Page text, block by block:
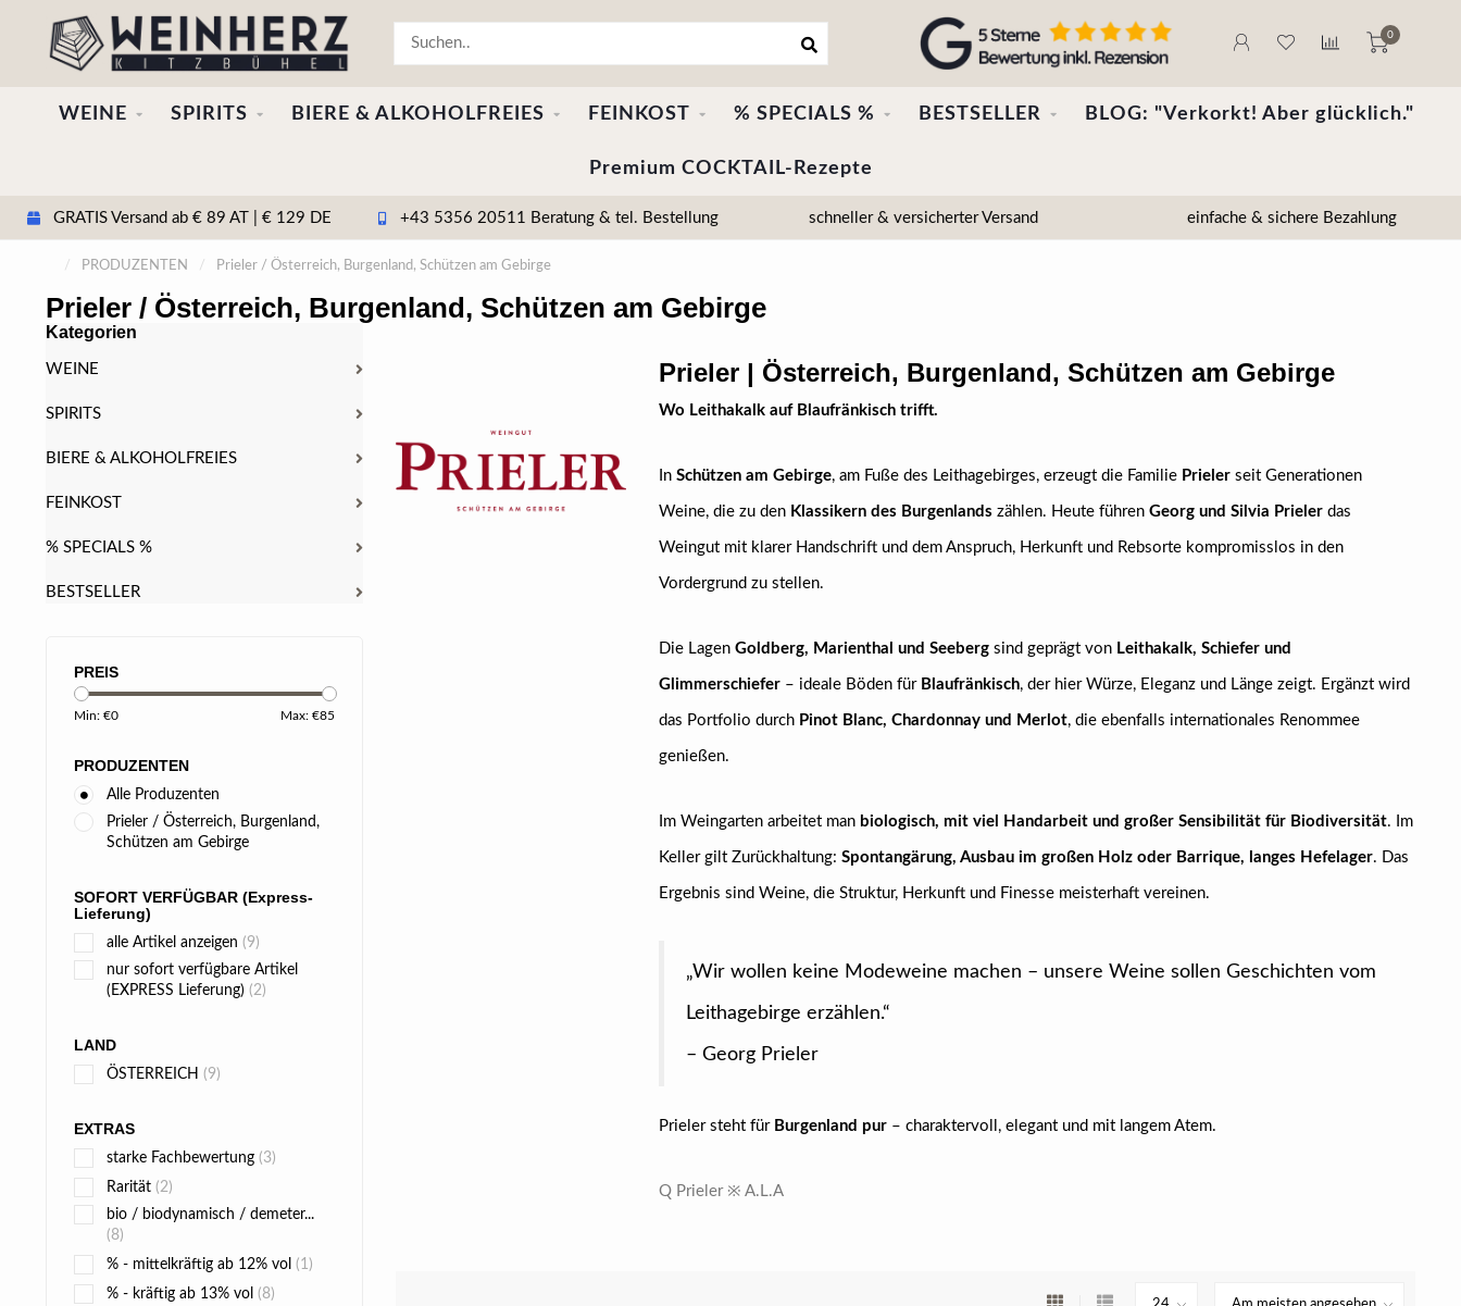
0
WEINE SPIRITS BIERE & ALKOHOLFREIES FEINKOST % SPECIALS % BESTSELLER BLOG: "Verkorkt! Aber glücklich."
Premium COCKTAIL-Rezepte
GRATIS Versand ab € 89 AT | € 129 DE +43 5356 20511 Beratung & tel. Bestellung schneller & versicherter Versand einfache & sichere Bezahlung
/ PRODUZENTEN / Prieler / Österreich, Burgenland, Schützen am Gebirge
Prieler / Österreich, Burgenland, Schützen am Gebirge
PREIS
Min: €0 Max: €85
PRODUZENTEN
Alle Produzenten
Prieler / Österreich, Burgenland,
Schützen am Gebirge
SOFORT VERFÜGBAR (Express-
Lieferung)
alle Artikel anzeigen (9)
nur sofort verfügbare Artikel
(EXPRESS Lieferung) (2)
LAND
ÖSTERREICH (9)
EXTRAS
starke Fachbewertung (3)
Rarität (2)
bio / biodynamisch / demeter...
(8)
% - mittelkräftig ab 12% vol (1)
% - kräftig ab 13% vol (8)
Kategorien
WEINE
SPIRITS
BIERE & ALKOHOLFREIES
FEINKOST
% SPECIALS %
BESTSELLER
Prieler | Österreich, Burgenland, Schützen am Gebirge
Wo Leithakalk auf Blaufränkisch trifft.
In Schützen am Gebirge, am Fuße des Leithagebirges, erzeugt die Familie Prielerseit Generationen
Weine, die zu den Klassikern des Burgenlands zählen. Heute führen Georg und Silvia Prielerdas
Weingut mit klarer Handschrift und dem Anspruch, Herkunft und Rebsorte kompromisslos in den
Vordergrund zu stellen.
Die Lagen Goldberg, Marienthal und Seebergsind geprägt von Leithakalk, Schiefer und
Glimmerschiefer– ideale Böden für Blaufränkisch, der hier Würze, Eleganz und Länge zeigt. Ergänzt wird
das Portfolio durch Pinot Blanc, Chardonnay und Merlot, die ebenfalls internationales Renommee
genießen.
Im Weingarten arbeitet man biologisch, mit viel Handarbeit und großer Sensibilität für Biodiversität. Im
Keller gilt Zurückhaltung: Spontangärung, Ausbau im großen Holz oder Barrique, langes Hefelager. Das
Ergebnis sind Weine, die Struktur, Herkunft und Finesse meisterhaft vereinen.
„Wir wollen keine Modeweine machen – unsere Weine sollen Geschichten vom
Leithagebirge erzählen.“
– Georg Prieler
Prieler steht für Burgenland pur– charaktervoll, elegant und mit langem Atem.
Q Prieler ※ A.L.A